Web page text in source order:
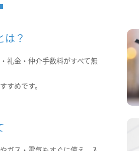
は？
礼金・仲介手数料がすべて無
すめです。